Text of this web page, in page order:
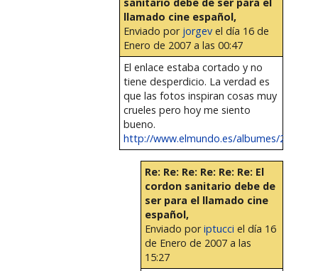
sanitario debe de ser para el
llamado cine español,
Enviado por jorgevel día 16 de
Enero de 2007 a las 00:47
El enlace estaba cortado y no
tiene desperdicio. La verdad es
que las fotos inspiran cosas muy
crueles pero hoy me siento
bueno.
http://www.elmundo.es/albumes/2007/
Re: Re: Re: Re: Re: Re: El
cordon sanitario debe de
ser para el llamado cine
español,
Enviado poriptucci el día 16
de Enero de 2007 a las
15:27